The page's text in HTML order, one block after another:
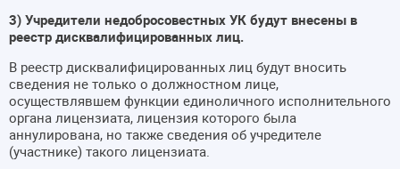
3) Учредители недобросовестных УК будут внесены в
реестр дисквалифицированных лиц.
В реестр дисквалифицированных лиц будут вносить
сведения не только о должностном лице,
осуществлявшем функции единоличного исполнительного
органа лицензиата, лицензия которого была
аннулирована, но также сведения об учредителе
(участнике) такого лицензиата.